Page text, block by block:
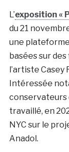
L’exposition «
du 21
une plateforme
basées sur
l’artiste
Intéressée
conservateurs
travaillé, en
NYC sur le
Anadol.